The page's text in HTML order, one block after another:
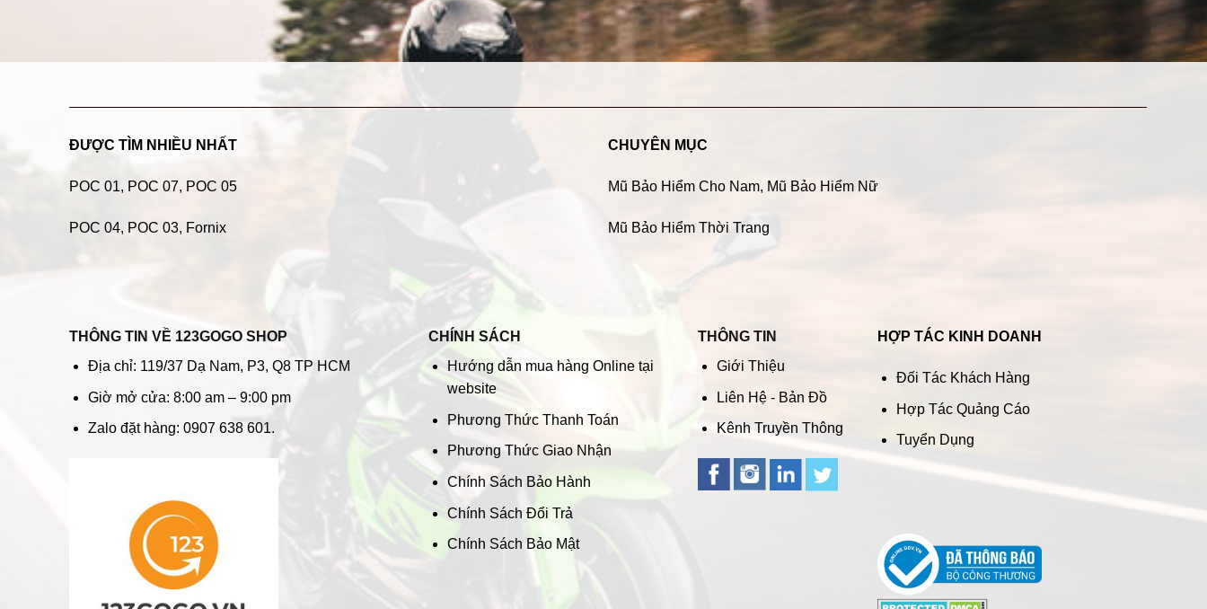
ĐƯỢC TÌM NHIỀU NHẤT
POC 01, POC 07, POC 05
POC 04, POC 03, Fornix
CHUYÊN MỤC
Mũ Bảo Hiểm Cho Nam, Mũ Bảo Hiểm Nữ
Mũ Bảo Hiểm Thời Trang
THÔNG TIN VỀ 123GOGO SHOP
Địa chỉ: 119/37 Dạ Nam, P3, Q8 TP HCM
Giờ mở cửa: 8:00 am – 9:00 pm
Zalo đặt hàng: 0907 638 601.
CHÍNH SÁCH
Hướng dẫn mua hàng Online tại
website
Phương Thức Thanh Toán
Phương Thức Giao Nhận
Chính Sách Bảo Hành
Chính Sách Đổi Trả
Chính Sách Bảo Mật
THÔNG TIN
Giới Thiệu
Liên Hệ - Bản Đồ
Kênh Truyền Thông
HỢP TÁC KINH DOANH
Đối Tác Khách Hàng
Hợp Tác Quảng Cáo
Tuyển Dụng